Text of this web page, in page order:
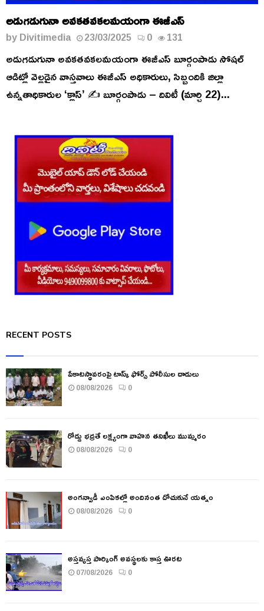
అడుగడుగునా అవకతవకలమయంగా ఈజీఎస్
byDivitimedia 23/03/2025 0 131
అడుగడుగునా అవకతవకలమయంగా ఈజీఎస్ బూర్గంపాడు సోషల్
ఆడిట్లో వెల్లడైన వాస్తవాలు ఈజీఎస్ అధికారులు, సిబ్బందికి జిల్లా
ఉన్నతాధికారుల ‘క్లాస్’ ✍️ బూర్గంపాడు – దివిటీ (మార్చి 22)...
RECENT POSTS
పేకాటస్థావరంపై టాస్క్ ఫోర్స్ పోలీసుల దాడులు
08/08/2026 0
రోడ్డు భద్రతే లక్ష్యంగా వాహన తనిఖీలు ముమ్మరం
08/08/2026 0
అంగన్వాడీ ఎంపికల్లో అందినంత దోచుకునే యత్నం
08/08/2026 0
అస్తవ్యస్త పార్కింగ్ అవస్థలకు కాస్త ఊరట
07/08/2026 0